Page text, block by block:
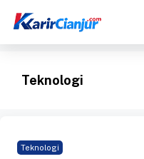
Teknologi
Teknologi